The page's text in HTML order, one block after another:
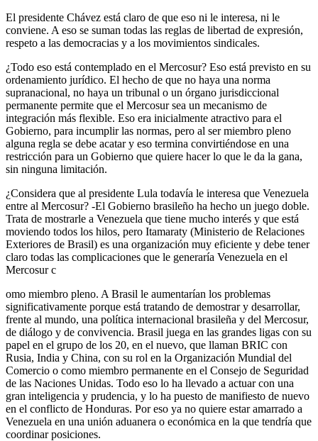
El presidente Chávez está claro de que eso ni le interesa, ni le
conviene. A eso se suman todas las reglas de libertad de expresión,
respeto a las democracias y a los movimientos sindicales.
­¿Todo eso está contemplado en el Mercosur? ­Eso está previsto en su
ordenamiento jurídico. El hecho de que no haya una norma
supranacional, no haya un tribunal o un órgano jurisdiccional
permanente permite que el Mercosur sea un mecanismo de
integración más flexible. Eso era inicialmente atractivo para el
Gobierno, para incumplir las normas, pero al ser miembro pleno
alguna regla se debe acatar y eso termina convirtiéndose en una
restricción para un Gobierno que quiere hacer lo que le da la gana,
sin ninguna limitación.
­¿Considera que al presidente Lula todavía le interesa que Venezuela
entre al Mercosur? -El Gobierno brasileño ha hecho un juego doble.
Trata de mostrarle a Venezuela que tiene mucho interés y que está
moviendo todos los hilos, pero Itamaraty (Ministerio de Relaciones
Exteriores de Brasil) es una organización muy eficiente y debe tener
claro todas las complicaciones que le generaría Venezuela en el
Mercosur c
omo miembro pleno. A Brasil le aumentarían los problemas
significativamente porque está tratando de demostrar y desarrollar,
frente al mundo, una política internacional brasileña y del Mercosur,
de diálogo y de convivencia. Brasil juega en las grandes ligas con su
papel en el grupo de los 20, en el nuevo, que llaman BRIC ­con
Rusia, India y China­, con su rol en la Organización Mundial del
Comercio o como miembro permanente en el Consejo de Seguridad
de las Naciones Unidas. Todo eso lo ha llevado a actuar con una
gran inteligencia y prudencia, y lo ha puesto de manifiesto de nuevo
en el conflicto de Honduras. Por eso ya no quiere estar amarrado a
Venezuela en una unión aduanera o económica en la que tendría que
coordinar posiciones.